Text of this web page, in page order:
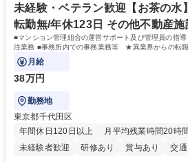
未経験・ベテラン歓迎【お茶の水
転勤無/年休123日 その他不動産施
■マンション管理組合の運営サポート及び管理員の指
注業務 ■事務所内での事務業務等 ★異業界からの転
月給
38万円
勤務地
東京都千代田区
年間休日120日以上
月平均残業時間20時
未経験者歓迎
研修あり 賞与あり 交